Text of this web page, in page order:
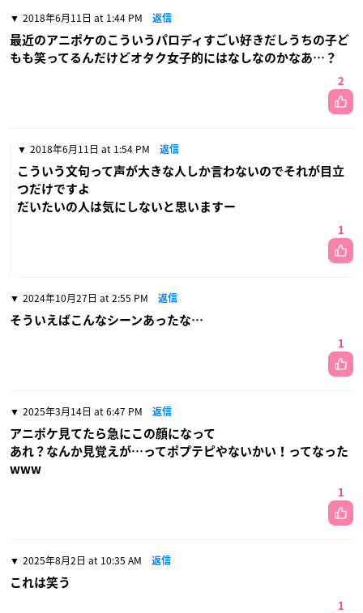
2018年6月11日 at 1:44 PM 返信
最近のアニポケのこういうパロディすごい好きだしうちの子ど
もも笑ってるんだけどオタク女子的にはなしなのかなあ…？
2
2018年6月11日 at 1:54 PM 返信
こういう文句って声が大きな人しか言わないのでそれが目立
つだけですよ
だいたいの人は気にしないと思いますー
1
2024年10月27日 at 2:55 PM 返信
そういえばこんなシーンあったな…
1
2025年3月14日 at 6:47 PM 返信
アニポケ見てたら急にこの顔になって
あれ？なんか見覚えが…ってポプテピやないかい！ってなった
www
1
2025年8月2日 at 10:35 AM 返信
これは笑う
1